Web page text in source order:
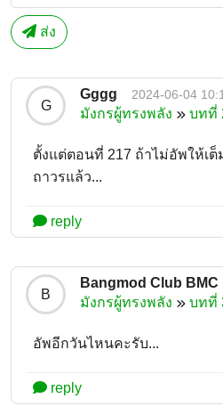
ส่ง
G
Gggg 2024-06-04
มังกรผู้ทรงพลัง บทที่
ตั้งแต่ตอนที่ 217 ถ้าไม่อัพให้เ
ถาวรแล้ว...
reply
B
Bangmod Club BMC
มังกรผู้ทรงพลัง บทที่
อัพอีกวันไหนคะรับ...
reply